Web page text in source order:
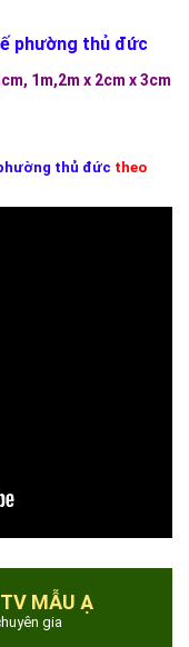
phường thủ đức
1m,2m x 2cm x 3cm
thủ đức theo
MẪU Ạ
gia